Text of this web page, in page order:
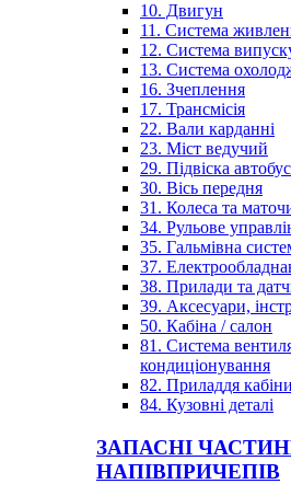
10. Двигун
11. Система
12. Система
13. Система
16. Зчеплення
17. Трансмісія
22. Вали карданні
23. Міст ведучий
29. Підвіска
30. Вісь передня
31. Колеса та
34. Рульове
35. Гальмівна
37.
38. Прилади та
39. Аксесуари,
50. Кабіна / салон
81. Система
кондиціонування
82. Приладдя
84. Кузовні деталі
ЗАПАСНІ
НАПІВПРИЧЕПІВ